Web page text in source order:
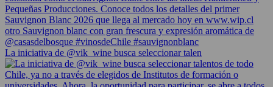
La iniciativa de @vik_wine busca seleccionar talen